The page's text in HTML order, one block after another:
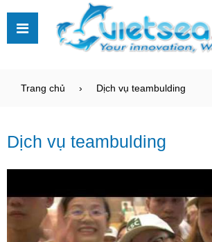
Trang chủ Dịch vụ teambulding
Dịch vụ teambulding